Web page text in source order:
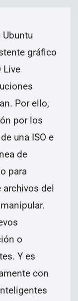
Ubuntu
gráfico
Live
Por ello,
por los
una ISO e
de
para
archivos del
o
Y es
con